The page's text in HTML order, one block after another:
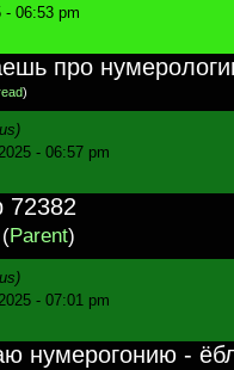
- 06:53 pm
про
)
- 06:57 pm
72382
(Parent)
- 07:01 pm
нумерогонию -